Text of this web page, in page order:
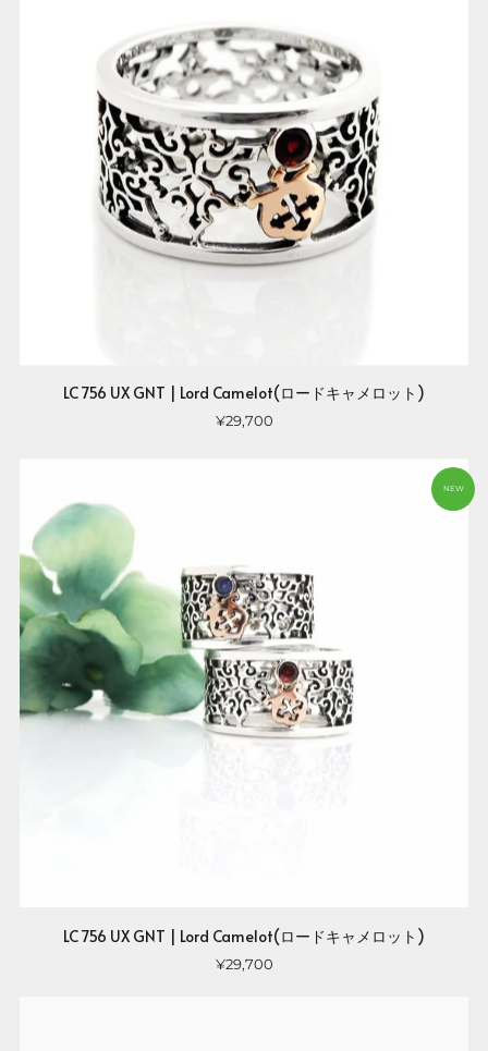
LC 756 UX GNT | Lord Camelot(ロードキャメロット)
¥29,700
NEW
LC 756 UX GNT | Lord Camelot(ロードキャメロット)
¥29,700